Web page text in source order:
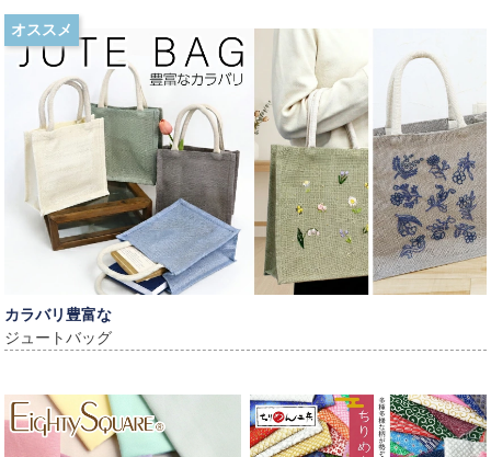
オススメ
カラバリ豊富な
ジュートバッグ